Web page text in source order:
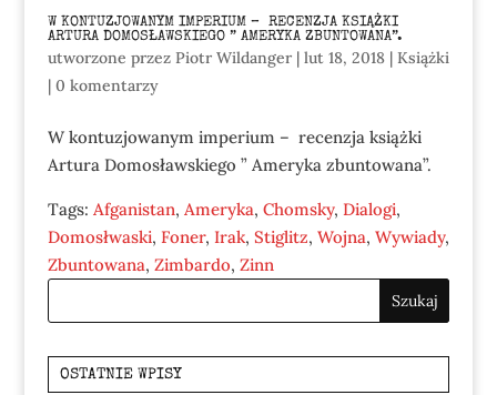
W KONTUZJOWANYM IMPERIUM – RECENZJA KSIĄŻKI
ARTURA DOMOSŁAWSKIEGO ” AMERYKA ZBUNTOWANA”.
utworzone przez Piotr Wildanger| lut 18, 2018| Książki
| 0 komentarzy
W kontuzjowanym imperium – recenzja książki
Artura Domosławskiego ” Ameryka zbuntowana”.
Tags: Afganistan, Ameryka, Chomsky, Dialogi,
Domosłwaski, Foner, Irak, Stiglitz, Wojna, Wywiady,
Zbuntowana, Zimbardo, Zinn
OSTATNIE WPISY